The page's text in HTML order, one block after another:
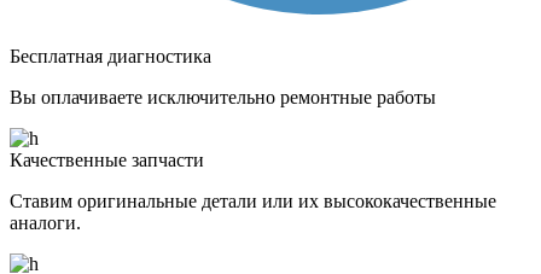
Бесплатная диагностика
Вы оплачиваете исключительно ремонтные работы
Качественные запчасти
Ставим оригинальные детали или их высококачественные
аналоги.